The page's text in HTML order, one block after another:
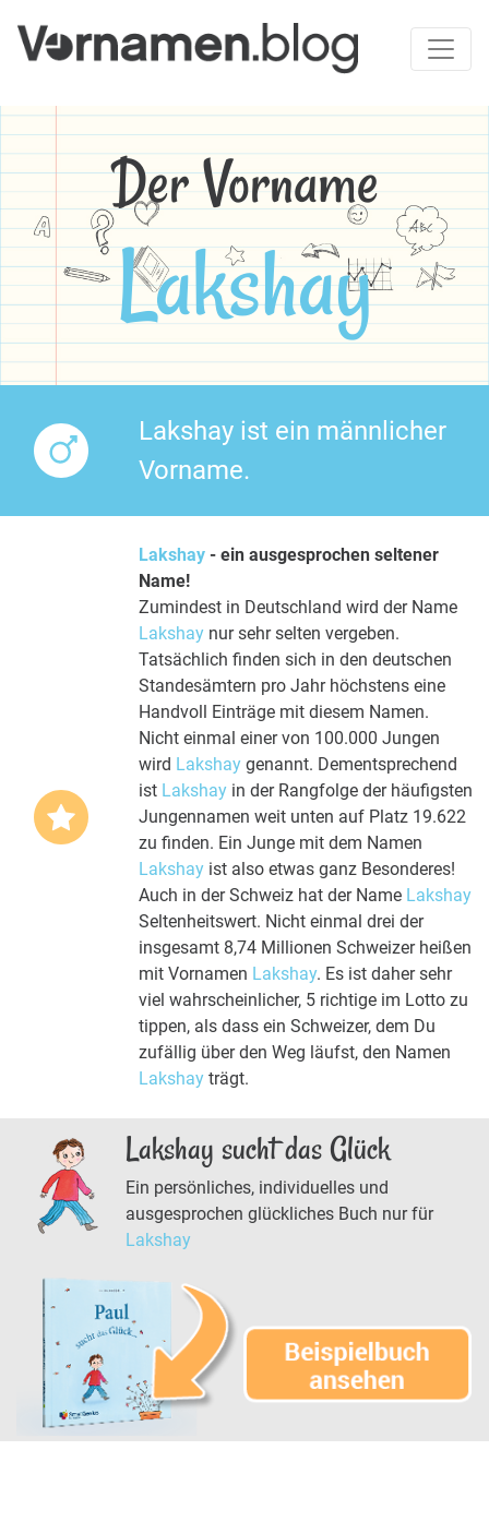
Der Vorname
Lakshay
Lakshay ist ein männlicher
Vorname.
Lakshay - ein ausgesprochen seltener
Name!
Zumindest in Deutschland wird der Name
Lakshay nur sehr selten vergeben.
Tatsächlich finden sich in den deutschen
Standesämtern pro Jahr höchstens eine
Handvoll Einträge mit diesem Namen.
Nicht einmal einer von 100.000 Jungen
wird Lakshay genannt. Dementsprechend
ist Lakshay in der Rangfolge der häufigsten
Jungennamen weit unten auf Platz 19.622
zu finden. Ein Junge mit dem Namen
Lakshay ist also etwas ganz Besonderes!
Auch in der Schweiz hat der Name Lakshay
Seltenheitswert. Nicht einmal drei der
insgesamt 8,74 Millionen Schweizer heißen
mit Vornamen Lakshay. Es ist daher sehr
viel wahrscheinlicher, 5 richtige im Lotto zu
tippen, als dass ein Schweizer, dem Du
zufällig über den Weg läufst, den Namen
Lakshay trägt.
Lakshay sucht das Glück
Ein persönliches, individuelles und
ausgesprochen glückliches Buch nur für
Lakshay